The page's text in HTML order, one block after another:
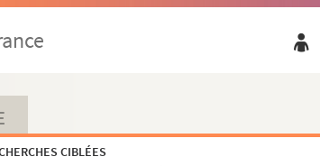
CIBLÉES
par F
par G